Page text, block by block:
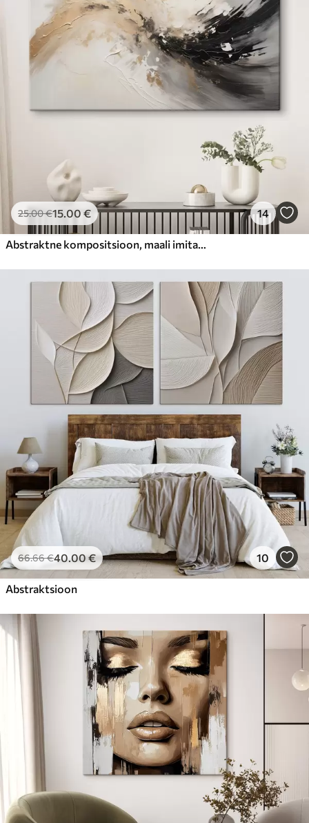
25.00€15.00 € 14
Abstraktne kompositsioon, maali imitatsioon
66.66€40.00€ 10
Abstraktsioon